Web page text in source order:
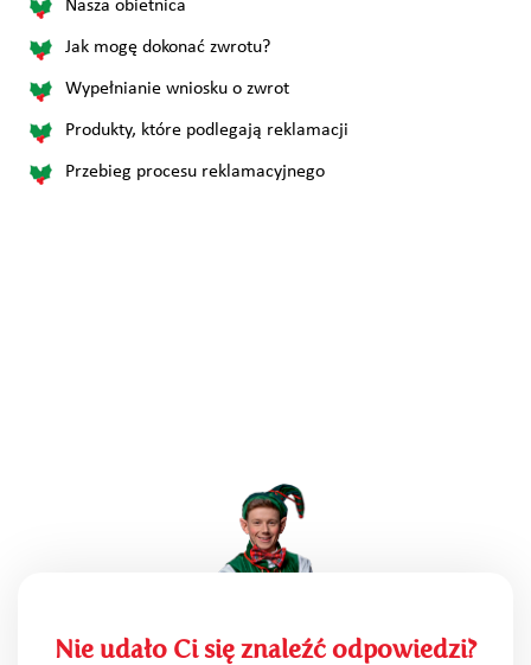
Nasza obietnica
Jak mogę dokonać zwrotu?
Wypełnianie wniosku o zwrot
Produkty, które podlegają reklamacji
Przebieg procesu reklamacyjnego
Nie udało Ci się znaleźć odpowiedzi?